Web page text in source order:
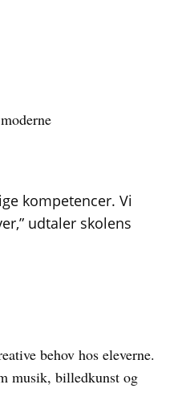
kompetencer. Vi
udtaler skolens
behov hos eleverne.
musik, billedkunst og